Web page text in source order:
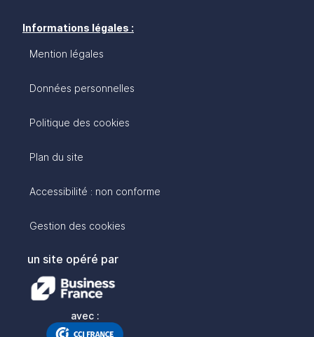
Informations légales :
Mention légales
Données personnelles
Politique des cookies
Plan du site
Accessibilité : non conforme
Gestion des cookies
un site opéré par
avec :